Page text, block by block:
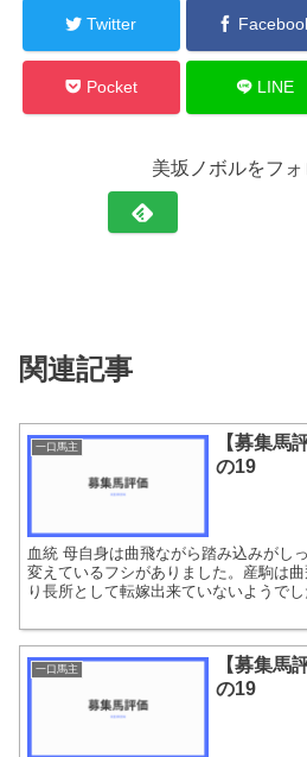
Twitter
Pocket LINE
美坂ノボルをフォ
関連記事
一口馬主
【募集馬
の19
血統 母自身は曲飛ながら踏み込みがし
変えているフシがありました。産駒は
り長所として転嫁出来ていないようで
一口馬主
【募集馬
の19